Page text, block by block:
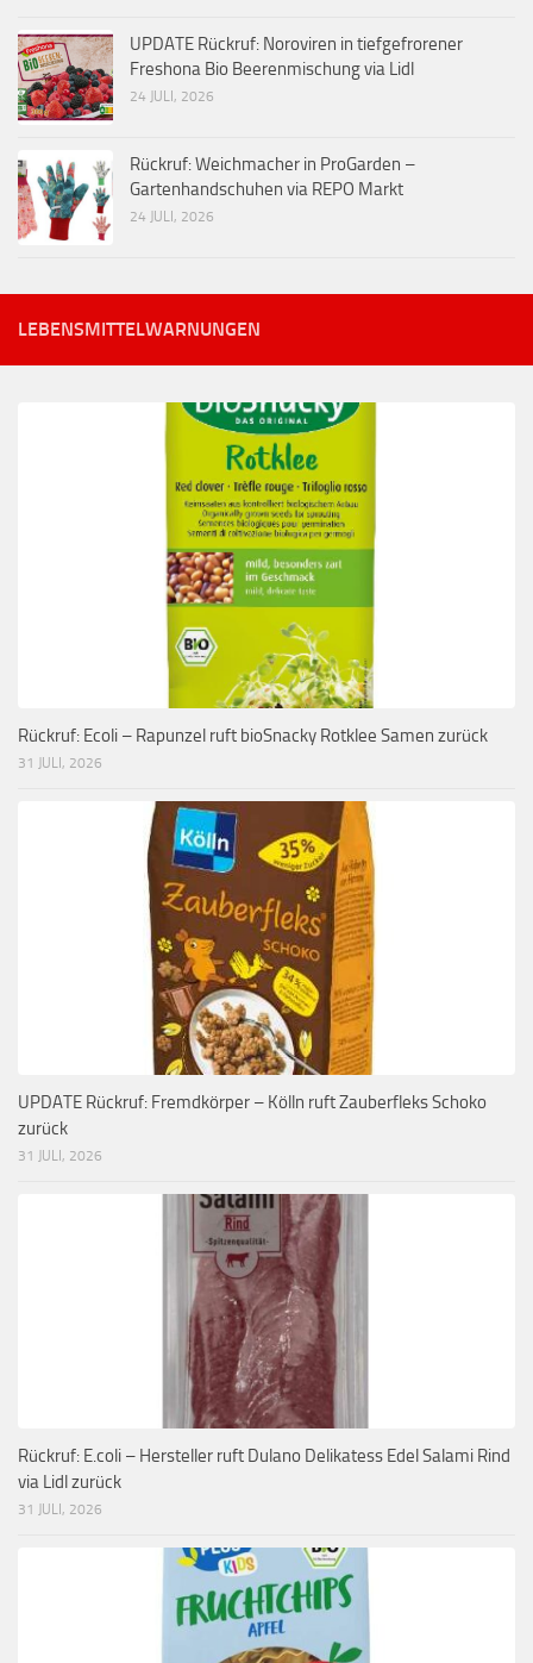
UPDATE Rückruf: Noroviren in tiefgefrorener
Freshona Bio Beerenmischung via Lidl
24 JULI, 2026
Rückruf: Weichmacher in ProGarden –
Gartenhandschuhen via REPO Markt
24 JULI, 2026
LEBENSMITTELWARNUNGEN
Rückruf: Ecoli – Rapunzel ruft bioSnacky Rotklee Samen zurück
31 JULI, 2026
UPDATE Rückruf: Fremdkörper – Kölln ruft Zauberfleks Schoko
zurück
31 JULI, 2026
Rückruf: E.coli – Hersteller ruft Dulano Delikatess Edel Salami Rind
via Lidl zurück
31 JULI, 2026